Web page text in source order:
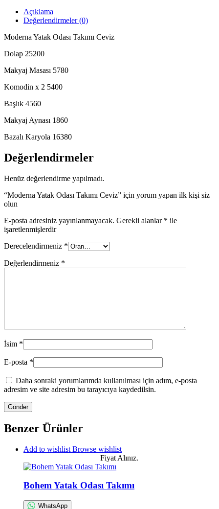
Açıklama
Değerlendirmeler (0)
Moderna Yatak Odası Takımı Ceviz
Dolap 25200
Makyaj Masası 5780
Komodin x 2 5400
Başlık 4560
Makyaj Aynası 1860
Bazalı Karyola 16380
Değerlendirmeler
Henüz değerlendirme yapılmadı.
“Moderna Yatak Odası Takımı Ceviz” için yorum yapan ilk kişi siz
olun
E-posta adresiniz yayınlanmayacak. Gerekli alanlar * ile
işaretlenmişlerdir
Derecelendirmeniz *
Değerlendirmeniz *
İsim *
E-posta *
Daha sonraki yorumlarımda kullanılması için adım, e-posta
adresim ve site adresim bu tarayıcıya kaydedilsin.
Benzer Ürünler
Add to wishlist Browse wishlist
Fiyat Alınız.
Bohem Yatak Odası Takımı
WhatsApp